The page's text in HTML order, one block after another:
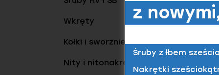
Wkręty
Kołki i sworznie
Nity i nitonakrętki
z
Śruby z łbem
Nakrętki